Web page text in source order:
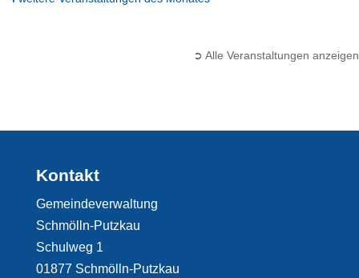
➲ Alle Veranstaltungen anzeigen
Kontakt
Gemeindeverwaltung
Schmölln-Putzkau
Schulweg 1
01877 Schmölln-Putzkau